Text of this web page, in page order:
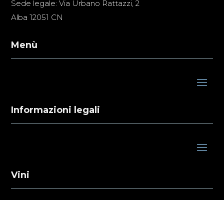
Sede legale: Via Urbano Rattazzi, 2
Alba 12051 CN
Menù
Informazioni legali
Vini